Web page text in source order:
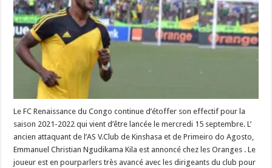
Le FC Renaissance du Congo continue d’étoffer son effectif pour la
saison 2021-2022 qui vient d’être lancée le mercredi 15 septembre. L’
ancien attaquant de l’AS V.Club de Kinshasa et de Primeiro do Agosto,
Emmanuel Christian Ngudikama Kila est annoncé chez les Oranges . Le
joueur est en pourparlers très avancé avec les dirigeants du club pour